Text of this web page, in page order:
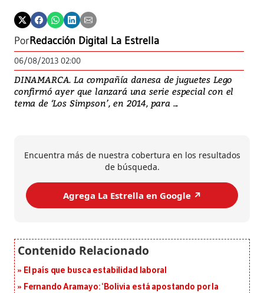
PorRedacción Digital La Estrella
06/08/2013 02:00
DINAMARCA. La compañía danesa de juguetes Lego
confirmó ayer que lanzará una serie especial con el
tema de ‘Los Simpson’, en 2014, para ...
Encuentra más de nuestra cobertura en los resultados
de búsqueda.
Agrega La Estrella en Google ↗️
El país que busca estabilidad laboral
Fernando Aramayo: ‘Bolivia está apostando por la